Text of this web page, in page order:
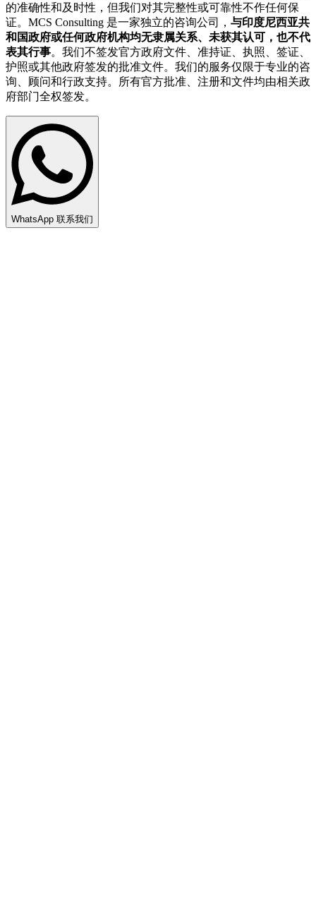
的准确性和及时性，但我们对其完整性或可靠性不作任何保
证。MCS Consulting 是一家独立的咨询公司， 与印度尼西亚共
和国政府或任何政府机构均无隶属关系、未获其认可，也不代
表其行事。我们不签发官方政府文件、准持证、执照、签证、
护照或其他政府签发的批准文件。我们的服务仅限于专业的咨
询、顾问和行政支持。所有官方批准、注册和文件均由相关政
府部门全权签发。
WhatsApp 联系我们